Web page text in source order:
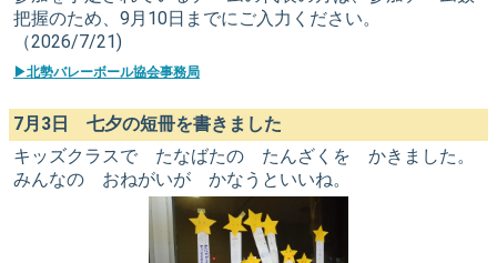
把握のため、9月10日までにご入力ください。
（2026/7/21)
▶北勢バレーボール協会事務局
7月3日 七夕の短冊を書きました
キッズクラスで たなばたの たんざくを かきました。
みんなの おねがいが かなうといいね。